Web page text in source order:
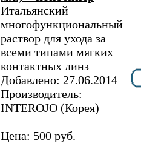
Итальянский
многофункциональный
раствор для ухода за
всеми типами мягких
контактных линз
Добавлено: 27.06.2014
Производитель:
INTEROJO (Корея)
Цена: 500 руб.